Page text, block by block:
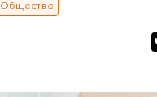
Общество